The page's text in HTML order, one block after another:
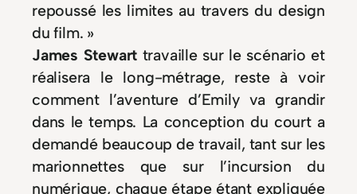
repoussé les limites au travers du design
du film. »
James Stewart travaille sur le scénario et
réalisera le long-métrage, reste à voir
comment l’aventure d’Emily va grandir
dans le temps. La conception du court a
demandé beaucoup de travail, tant sur les
marionnettes que sur l’incursion du
numérique, chaque étape étant expliquée